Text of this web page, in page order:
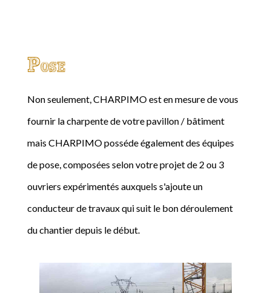
Pose
Non seulement, CHARPIMO est en mesure de vous
fournir la charpente de votre pavillon / bâtiment
mais CHARPIMO posséde également des équipes
de pose, composées selon votre projet de 2 ou 3
ouvriers expérimentés auxquels s'ajoute un
conducteur de travaux qui suit le bon déroulement
du chantier depuis le début.